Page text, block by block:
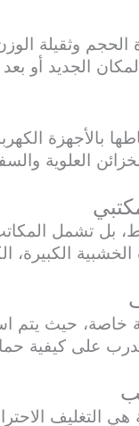
الحجم وثقيلة
الجديد أو
بالأجهزة
العلوية
بل تشمل
الكبيرة،
خاصة، حيث
على كيفية
التغليف